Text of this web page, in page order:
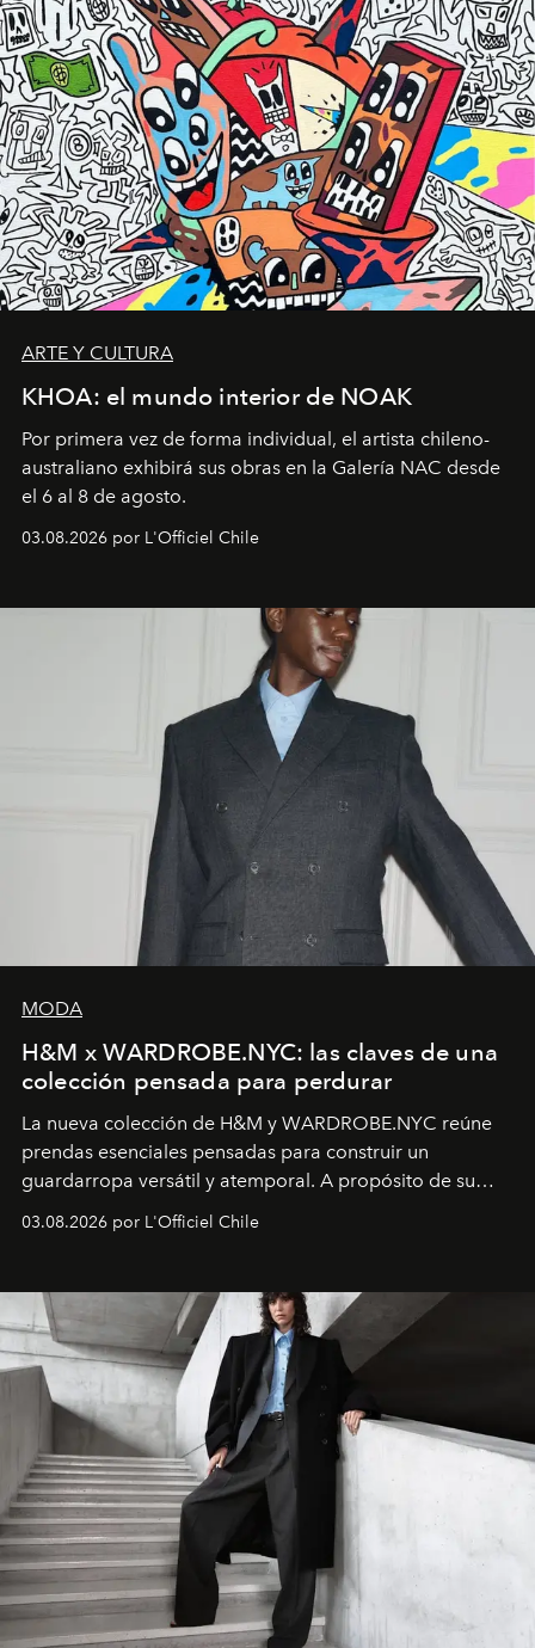
ARTE Y CULTURA
KHOA: el mundo interior de NOAK
Por primera vez de forma individual, el artista chileno-
australiano exhibirá sus obras en la Galería NAC desde
el 6 al 8 de agosto.
03.08.2026 por L'Officiel Chile
MODA
H&M x WARDROBE.NYC: las claves de una
colección pensada para perdurar
La nueva colección de H&M y WARDROBE.NYC reúne
prendas esenciales pensadas para construir un
guardarropa versátil y atemporal. A propósito de su
la asesora creativa y jefa de diseño global de la marca
y la filosofía detrás de la propuesta.
03.08.2026 por L'Officiel Chile